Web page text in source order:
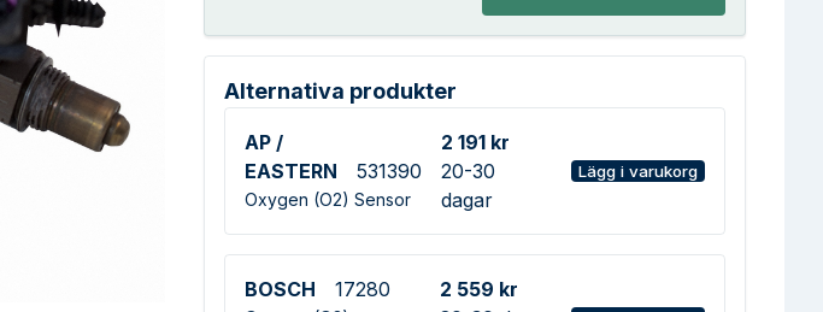
Alternativa produkter
AP /
EASTERN
531390
Oxygen (O2) Sensor
2 191 kr
20-30
dagar
Lägg i varukorg
BOSCH 17280
2 559 kr